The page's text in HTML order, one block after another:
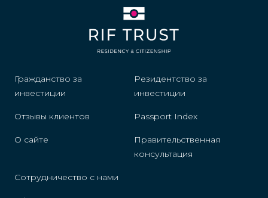
Гражданство за
инвестиции
Резидентство за
инвестиции
Отзывы клиентов Passport Index
О сайте
Правительственная
консультация
Сотрудничество с нами